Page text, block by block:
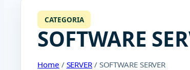
CATEGORIA
SOFTWARE
Home / SERVER/ SOFTWARE SERVER